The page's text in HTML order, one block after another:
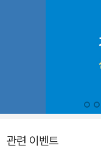
관련 이벤트